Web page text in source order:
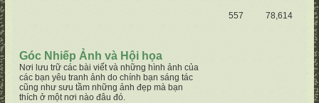
Góc Nhiếp Ảnh và Hội họa
Nơi lưu trữ các bài viết và những hình ảnh của
các bạn yêu tranh ảnh do chính bạn sáng tác
cũng như sưu tầm những ảnh đẹp mà bạn
thích ở một nơi nào đâu đó.
557 78,614